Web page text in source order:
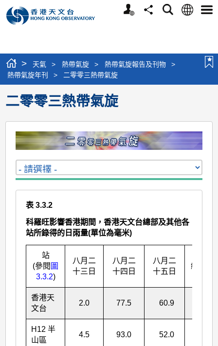
個
分
搜
語
選
> 天氣 > 熱帶氣旋 > 熱帶氣旋報告及刊物
>
熱帶氣旋年刊
> 二零零三熱帶氣旋
二零零三熱帶氣旋
表 3.3.2
科羅旺影響香港期間，香港天文台總部及其他各
站所錄得的日雨量(單位為毫米)
站
(參閱 圖
3.3.2)
八月二
十三日
八月二
十四日
八月二
十五日
總雨量
香港天
文台
2.0 77.5 60.9
H12 半
山區
4.5 93.0 52.0